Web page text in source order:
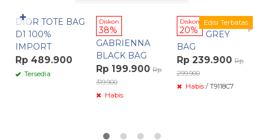
DIOR TOTE BAG
D1 100%
IMPORT
Rp 489.900
Tersedia
✚ Diskon
38%
GABRIENNA
BLACK BAG
Rp 199.900 Rp
319.900
Habis
Edisi Terbatas
Diskon
20%
OSVALD
GREY
BAG
Rp 239.900 Rp
299.900
Habis / T9118C7